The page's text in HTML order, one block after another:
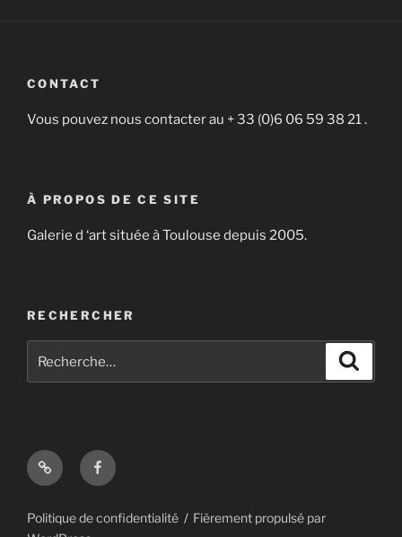
CONTACT
Vous pouvez nous contacter au + 33 (0)6 06 59 38 21 .
À PROPOS DE CE SITE
Galerie d ‘art située à Toulouse depuis 2005.
RECHERCHER
pour
Artsper Facebook
Politique de confidentialité
Fièrement propulsé par